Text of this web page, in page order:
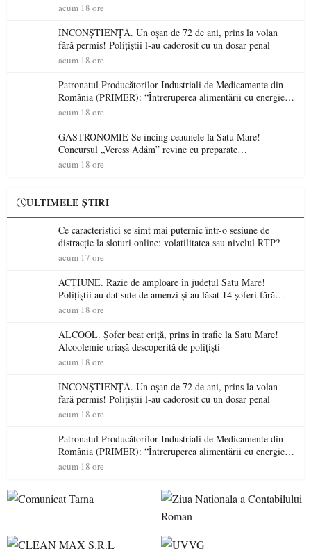
acum 18 ore
INCONȘTIENȚĂ. Un oșan de 72 de ani, prins la volan
fără permis! Polițiștii l-au cadorosit cu un dosar penal
acum 18 ore
Patronatul Producătorilor Industriali de Medicamente din
România (PRIMER): “Întreruperea alimentării cu energie
electrică a fabricilor de medicamente va pune în pericol
acum 18 ore
GASTRONOMIE Se încing ceaunele la Satu Mare!
Concursul „Veress Ádám” revine cu preparate
spectaculoase, premii și un jurat de renume
acum 18 ore
ULTIMELE ȘTIRI
Ce caracteristici se simt mai puternic într-o sesiune de
distracție la sloturi online: volatilitatea sau nivelul RTP?
acum 17 ore
ACȚIUNE. Razie de amploare în județul Satu Mare!
Polițiștii au dat sute de amenzi și au lăsat 14 șoferi fără
permis într-o singură zi
acum 18 ore
ALCOOL. Șofer beat criță, prins în trafic la Satu Mare!
Alcoolemie uriașă descoperită de polițiști
acum 18 ore
INCONȘTIENȚĂ. Un oșan de 72 de ani, prins la volan
fără permis! Polițiștii l-au cadorosit cu un dosar penal
acum 18 ore
Patronatul Producătorilor Industriali de Medicamente din
România (PRIMER): “Întreruperea alimentării cu energie
electrică a fabricilor de medicamente va pune în pericol
acum 18 ore